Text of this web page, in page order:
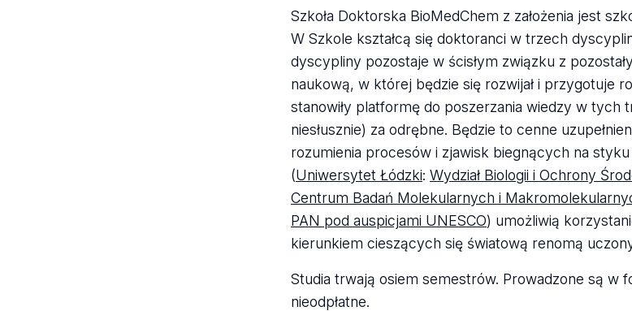
Szkoła Doktorska BioMedChem z założenia jest
W Szkole kształcą się doktoranci w trzech
dyscypliny pozostaje w ścisłym związku z
naukową, w której będzie się rozwijał i przygotuje
stanowiły platformę do poszerzania wiedzy w
niesłusznie) za odrębne. Będzie to cenne
rozumienia procesów i zjawisk biegnących na
(Uniwersytet Łódzki: Wydział Biologii i Ochrony
Centrum Badań Molekularnych i
PAN pod auspicjami UNESCO) umożliwią
kierunkiem cieszących się światową renomą
Studia trwają osiem semestrów. Prowadzone są w
nieodpłatne.